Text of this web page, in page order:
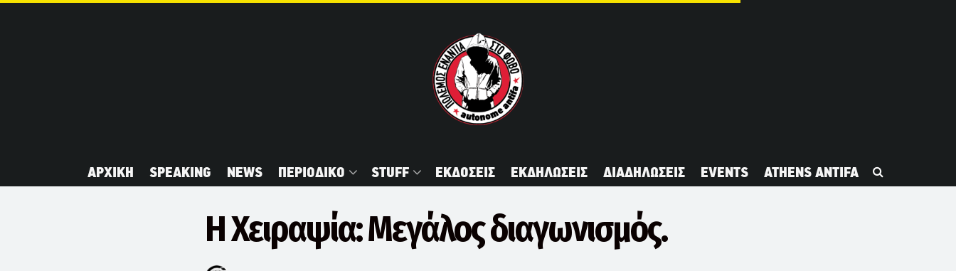
ΑΡΧΙΚΗ SPEAKING NEWS ΠΕΡΙΟΔΙΚΟ STUFF ΕΚΔΟΣΕΙΣ ΕΚΔΗΛΩΣΕΙΣ ΔΙΑΔΗΛΩΣΕΙΣ EVENTS ATHENS ANTIFA
Η Χειραψία: Μεγάλος διαγωνισμός.